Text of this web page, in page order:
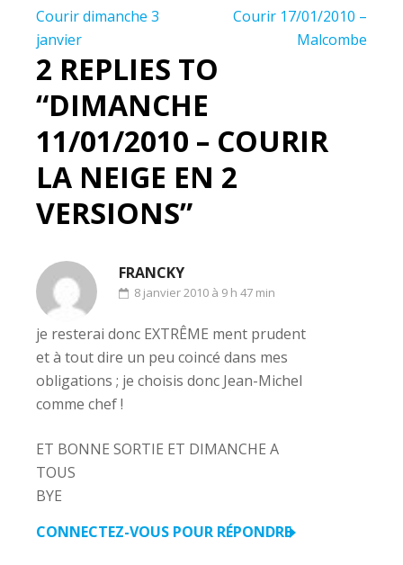
Navigation
de
l’article
Courir dimanche 3
janvier
Courir 17/01/2010 –
Malcombe
2 REPLIES TO
“DIMANCHE
11/01/2010 – COURIR
LA NEIGE EN 2
VERSIONS”
FRANCKY
8 janvier 2010 à 9 h 47 min
je resterai donc EXTRÊME ment prudent
et à tout dire un peu coincé dans mes
obligations ; je choisis donc Jean-Michel
comme chef !
ET BONNE SORTIE ET DIMANCHE A
TOUS
BYE
CONNECTEZ-VOUS POUR RÉPONDRE